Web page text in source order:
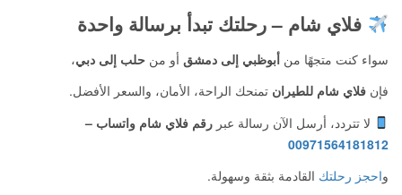
فلاي شام – رحلتك تبدأ برسالة واحدة
سواء كنت متجهًا من أبوظبي إلى دمشق أو من حلب إلى دبي،
فإن فلاي شام للطيران تمنحك الراحة، الأمان، والسعر الأفضل.
لا تتردد، أرسل الآن رسالة عبر رقم فلاي شام واتساب –
00971564181812
واحجز رحلتك القادمة بثقة وسهولة.